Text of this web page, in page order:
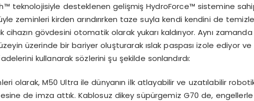
teknolojisiyle desteklenen gelişmiş HydroForce™ sistemine
zeminleri kirden arındırırken taze suyla kendi kendini de
cihazın gövdesini otomatik olarak yukarı kaldırıyor. Aynı
üzerinde bir bariyer oluşturarak ıslak paspası izole ediyor ve
kullanarak sözlerini şu şekilde sonlandırdı:
olarak, M50 Ultra ile dünyanın ilk atlayabilir ve uzatılabilir
de imza attık. Kablosuz dikey süpürgemiz G70 de, engellerle